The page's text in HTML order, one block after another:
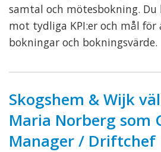
samtal och mötesbokning.
mot tydliga KPI:er och mål
bokningar och bokningsvärde.
Skogshem & Wijk
Maria Norberg som
Manager / Driftchef